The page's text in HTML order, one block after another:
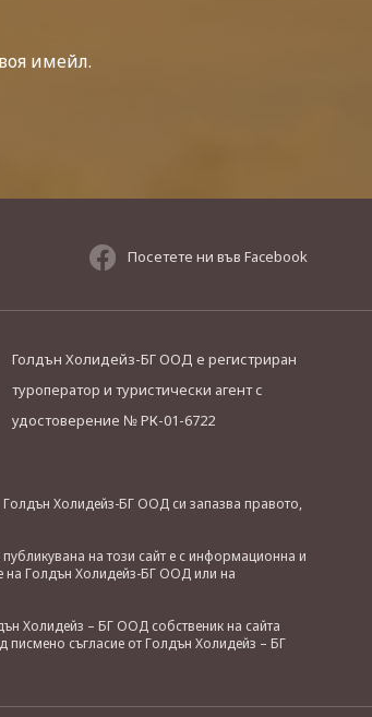
имейл.
Посетете ни във Facebook
Голдън Холидейз-БГ ООД е регистриран
туроператор и туристически агент с
удостоверение № РК-01-6722
Голдън Холидейз-БГ ООД си запазва правото,
на този сайт е с информационна и
на Голдън Холидейз-БГ ООД или на
Холидейз – БГ ООД собственик на сайта
съгласие от Голдън Холидейз – БГ